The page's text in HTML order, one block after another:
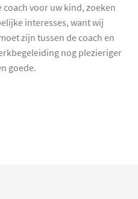
coach voor uw kind, zoeken
interesses, want wij
zijn tussen de coach en
nog plezieriger
goede.